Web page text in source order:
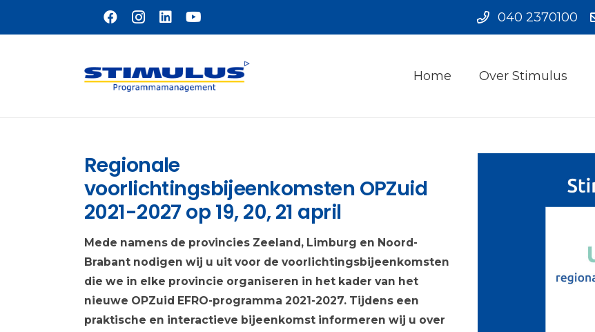
040 2370100
Home Over Stimulus
Regionale
voorlichtingsbijeenkomsten OPZuid
2021-2027 op 19, 20, 21 april
Mede namens de provincies Zeeland, Limburg en Noord-
Brabant nodigen wij u uit voor de voorlichtingsbijeenkomsten
die we in elke provincie organiseren in het kader van het
nieuwe OPZuid EFRO-programma 2021-2027. Tijdens een
praktische en interactieve bijeenkomst informeren wij u over